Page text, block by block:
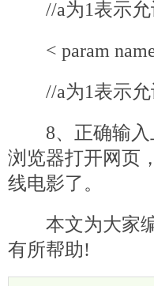
//a为1表示允
< param
//a为1表示允
8、正确输入
浏览器打开网页
线电影了。
本文为大家编
有所帮助!